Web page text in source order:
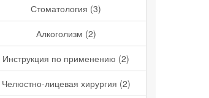
Стоматология (3)
Алкоголизм (2)
Инструкция по применению (2)
Челюстно-лицевая хирургия (2)